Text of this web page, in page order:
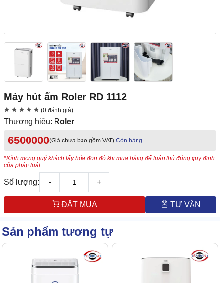
Máy hút ẩm Roler RD 1112
(0 đánh giá)
Thương hiệu: Roler
6500000(Giá chưa bao gồm VAT) Còn hàng
*Kính mong quý khách lấy hóa đơn đỏ khi mua hàng để tuân thủ đúng quy định
của pháp luật.
Số lượng: - +
ĐẶT MUA TƯ VẤN
Sản phẩm tương tự